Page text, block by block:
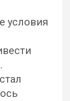
условия